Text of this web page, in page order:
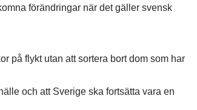
förändringar när det gäller svensk
på flykt utan att sortera bort dom som har
och att Sverige ska fortsätta vara en